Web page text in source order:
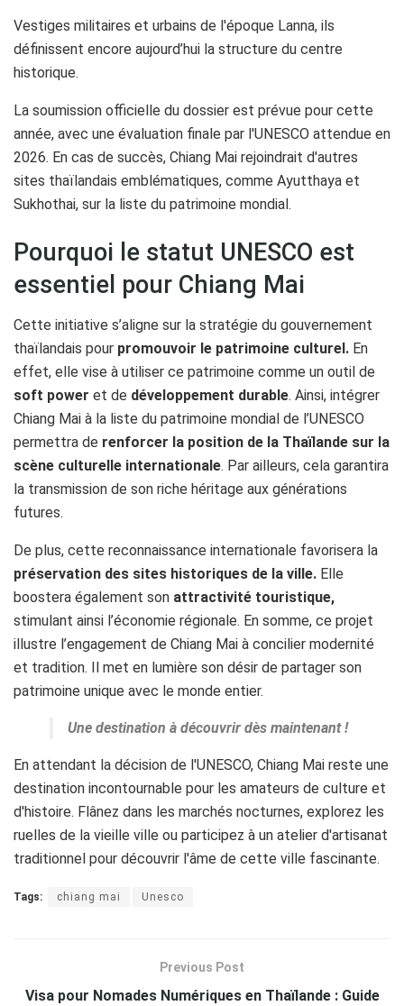
Vestiges militaires et urbains de l'époque Lanna, ils
définissent encore aujourd’hui la structure du centre
historique.
La soumission officielle du dossier est prévue pour cette
année, avec une évaluation finale par l'UNESCO attendue en
2026. En cas de succès, Chiang Mai rejoindrait d'autres
sites thaïlandais emblématiques, comme Ayutthaya et
Sukhothai, sur la liste du patrimoine mondial.
Pourquoi le statut UNESCO est
essentiel pour Chiang Mai
Cette initiative s’aligne sur la stratégie du gouvernement
thaïlandais pour promouvoir le patrimoine culturel. En
effet, elle vise à utiliser ce patrimoine comme un outil de
soft power et de développement durable. Ainsi, intégrer
Chiang Mai à la liste du patrimoine mondial de l’UNESCO
permettra de renforcer la position de la Thaïlande sur la
scène culturelle internationale. Par ailleurs, cela garantira
la transmission de son riche héritage aux générations
futures.
De plus, cette reconnaissance internationale favorisera la
préservation des sites historiques de la ville. Elle
boostera également son attractivité touristique,
stimulant ainsi l’économie régionale. En somme, ce projet
illustre l’engagement de Chiang Mai à concilier modernité
et tradition. Il met en lumière son désir de partager son
patrimoine unique avec le monde entier.
Une destination à découvrir dès maintenant !
En attendant la décision de l'UNESCO, Chiang Mai reste une
destination incontournable pour les amateurs de culture et
d'histoire. Flânez dans les marchés nocturnes, explorez les
ruelles de la vieille ville ou participez à un atelier d'artisanat
traditionnel pour découvrir l'âme de cette ville fascinante.
Tags: chiang mai Unesco
Previous Post
Visa pour Nomades Numériques en Thaïlande : Guide